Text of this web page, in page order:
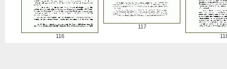
116
117